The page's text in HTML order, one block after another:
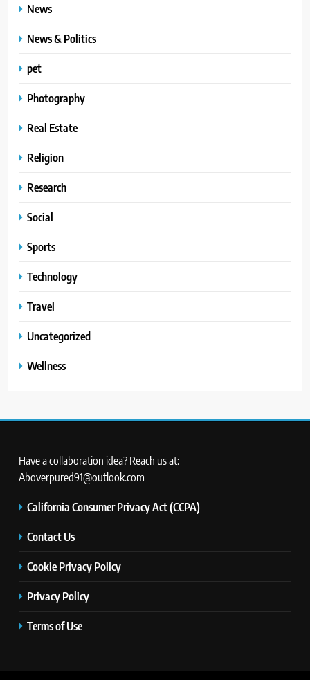
News
News & Politics
pet
Photography
Real Estate
Religion
Research
Social
Sports
Technology
Travel
Uncategorized
Wellness
Have a collaboration idea? Reach us at:
Aboverpured91@outlook.com
California Consumer Privacy Act (CCPA)
Contact Us
Cookie Privacy Policy
Privacy Policy
Terms of Use